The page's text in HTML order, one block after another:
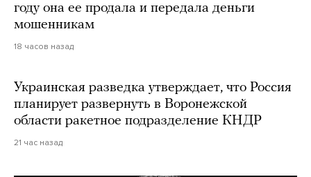
году она ее продала и передала деньги
мошенникам
18 часов назад
Украинская разведка утверждает, что Россия
планирует развернуть в Воронежской
области ракетное подразделение КНДР
21 час назад